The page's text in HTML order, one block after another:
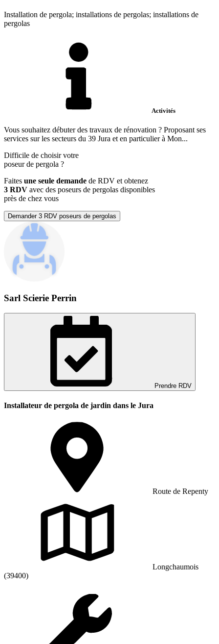
Installation de pergola; installations de pergolas; installations de
pergolas
Activités
Vous souhaitez débuter des travaux de rénovation ? Proposant ses
services sur les secteurs du 39 Jura et en particulier à Mon...
Difficile de choisir votre
poseur de pergola ?
Faites une seule demande de RDV et obtenez
3 RDV avec des poseurs de pergolas disponibles
près de chez vous
Demander 3 RDV poseurs de pergolas
Sarl Scierie Perrin
Prendre RDV
Installateur de pergola de jardin dans le Jura
Route de Repenty
Longchaumois
(39400)